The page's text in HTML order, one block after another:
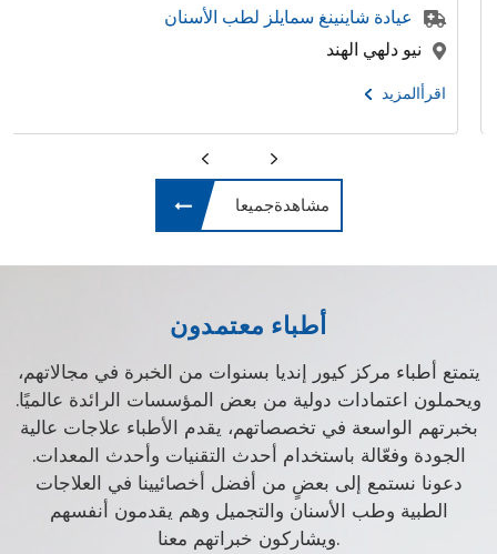
عيادة شاينينغ سمايلز لطب الأسنان
نيو دلهي الهند
مشاهدةجميعا
أطباء معتمدون
يتمتع أطباء مركز كيور إنديا بسنوات من الخبرة في مجالاتهم،
ويحملون اعتمادات دولية من بعض المؤسسات الرائدة عالميًا.
بخبرتهم الواسعة في تخصصاتهم، يقدم الأطباء علاجات عالية
الجودة وفعّالة باستخدام أحدث التقنيات وأحدث المعدات.
دعونا نستمع إلى بعضٍ من أفضل أخصائيينا في العلاجات
الطبية وطب الأسنان والتجميل وهم يقدمون أنفسهم
ويشاركون خبراتهم معنا.